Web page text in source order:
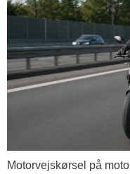
Motorvejskørsel på